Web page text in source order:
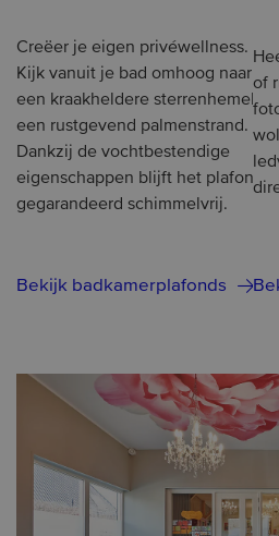
Creëer je eigen privéwellness.
Kijk vanuit je bad omhoog naar
een kraakheldere sterrenhemel of
een rustgevend palmenstrand.
Dankzij de vochtbestendige
eigenschappen blijft het plafond
gegarandeerd schimmelvrij.
Bekijk badkamerplafonds
of